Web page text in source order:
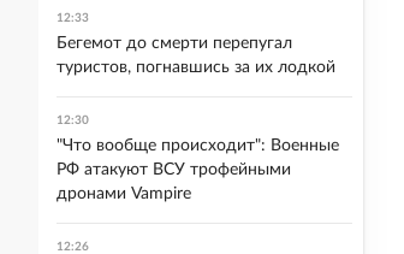
12:33
Бегемот до смерти перепугал
туристов, погнавшись за их лодкой
12:30
"Что вообще происходит": Военные
РФ атакуют ВСУ трофейными
дронами Vampire
12:26